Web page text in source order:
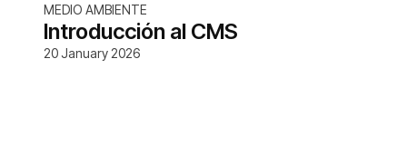
MEDIO AMBIENTE
Introducción al CMS
20 January 2026